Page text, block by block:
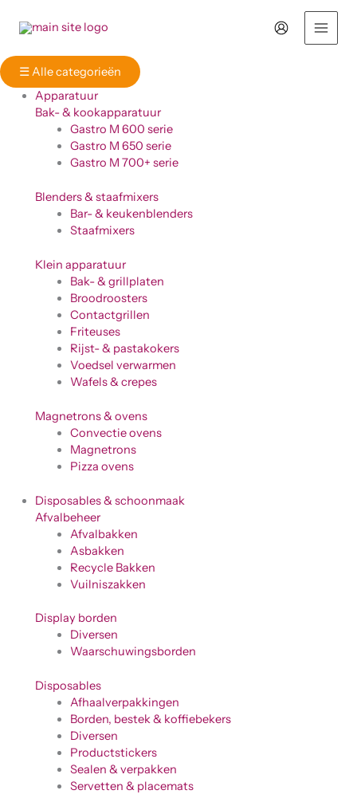
naar
inhoud
☰Alle categorieën
Apparatuur
Bak- & kookapparatuur
Gastro M 600 serie
Gastro M 650 serie
Gastro M 700+ serie
Blenders & staafmixers
Bar- & keukenblenders
Staafmixers
Klein apparatuur
Bak- & grillplaten
Broodroosters
Contactgrillen
Friteuses
Rijst- & pastakokers
Voedsel verwarmen
Wafels & crepes
Magnetrons & ovens
Convectie ovens
Magnetrons
Pizza ovens
Disposables & schoonmaak
Afvalbeheer
Afvalbakken
Asbakken
Recycle Bakken
Vuilniszakken
Display borden
Diversen
Waarschuwingsborden
Disposables
Afhaalverpakkingen
Borden, bestek & koffiebekers
Diversen
Productstickers
Sealen & verpakken
Servetten & placemats